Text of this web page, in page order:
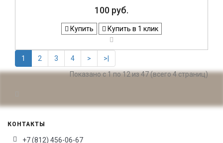
100 руб.
Купить Купить в 1 клик
1 2 3 4 >
>|
Показано с 1 по 12 из 47 (всего 4 страниц)
КОНТАКТЫ
+7 (812) 456-06-67